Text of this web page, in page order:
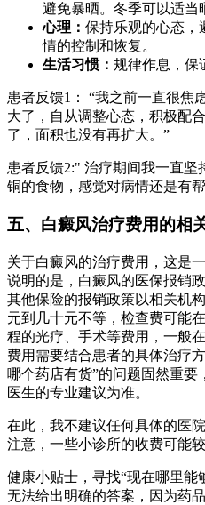
避免暴晒。冬季可以适当
心理： 保持乐观的心态，
情的控制和恢复。
生活习惯： 规律作息，保
患者反馈1： “我之前一直很焦
大了，自从调整心态，积极配
了，面积也没有再扩大。”
患者反馈2:" 治疗期间我一直坚
铜的食物，感觉对病情还是有
五、白癜风治疗费用的相
关于白癜风的治疗费用，这是
说明的是，白癜风的医保报销
其他保险的报销政策以相关机
元到几十元不等，检查费可能
程的光疗、手术等费用，一般
费用需要结合患者的具体治疗
哪个药店有货”的问题固然重要
医生的专业建议为准。
在此，我不建议任何具体的医
注意，一些小诊所的收费可能
健康小贴士，寻找“现在哪里能
无法给出明确的答案，因为药